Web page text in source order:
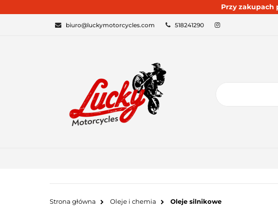
Przy zakupach
biuro@luckymotorcycles.com 518241290
KATEGORIE BESTSELLERY
Strona główna Oleje i chemia Oleje silnikowe